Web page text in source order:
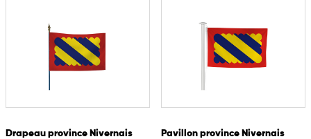
Drapeau province Nivernais Pavillon province Nivernais